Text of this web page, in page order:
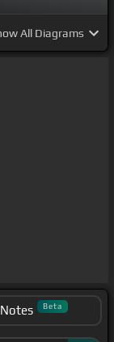
All Diagrams
Notes Beta